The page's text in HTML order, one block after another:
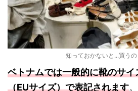
知っておかないと...買うの
ベトナムでは一般的に靴のサ
（EUサイズ）で表記されます